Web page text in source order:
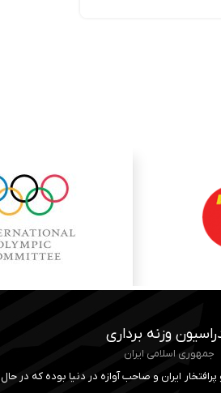
وزنه برداری
جمهوری اسلامی ایران
ایران و صاحب آوازه در دنیا بوده که در حال